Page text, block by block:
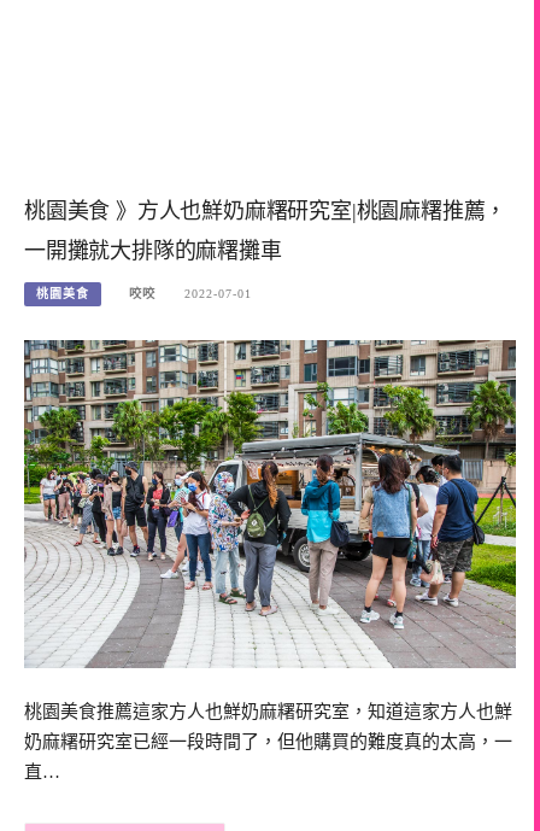
桃園美食 》方人也鮮奶麻糬研究室|桃園麻糬推薦，
一開攤就大排隊的麻糬攤車
桃園美食 咬咬 2022-07-01
桃園美食推薦這家方人也鮮奶麻糬研究室，知道這家方人也鮮
奶麻糬研究室已經一段時間了，但他購買的難度真的太高，一
直…